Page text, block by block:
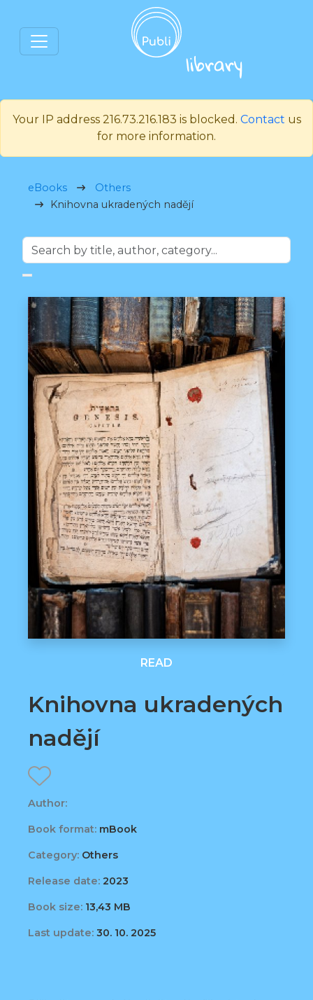
Your IP address 216.73.216.183 is blocked. Contact us
for more information.
eBooks
Others
Knihovna ukradených nadějí
READ
Knihovna ukradených
nadějí
Author:
Book format: mBook
Category: Others
Release date: 2023
Book size: 13,43 MB
Last update: 30. 10. 2025